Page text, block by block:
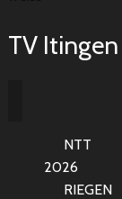
TV Itingen
NTT
2026
RIEGEN